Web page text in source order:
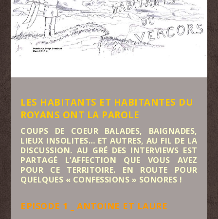
LES HABITANTS ET HABITANTES DU
ROYANS ONT LA PAROLE
COUPS DE COEUR BALADES, BAIGNADES,
LIEUX INSOLITES… ET AUTRES, AU FIL DE LA
DISCUSSION. AU GRÉ DES INTERVIEWS EST
PARTAGÉ L’AFFECTION QUE VOUS AVEZ
POUR CE TERRITOIRE. EN ROUTE POUR
QUELQUES « CONFESSIONS » SONORES !
EPISODE 1 _ ANTOINE ET LAURE